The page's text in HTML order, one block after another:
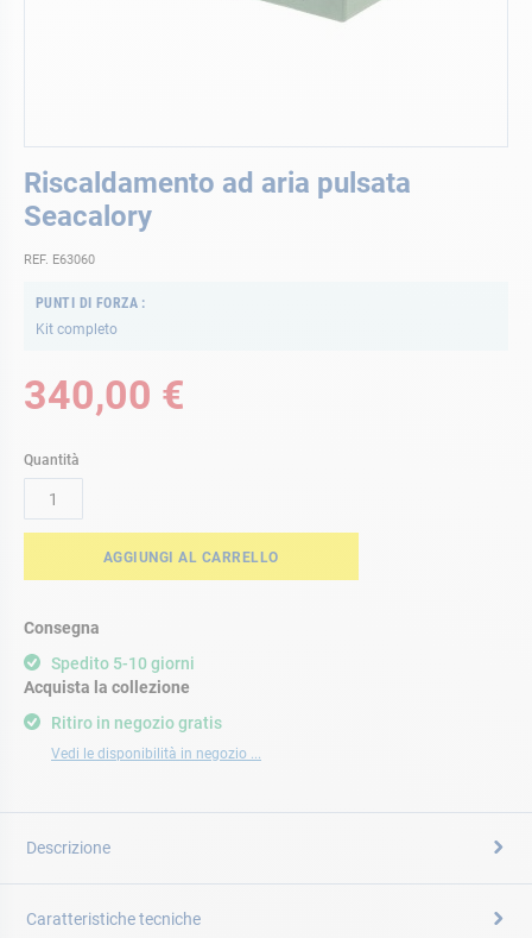
Riscaldamento ad aria pulsata
Seacalory
REF. E63060
PUNTI DI FORZA
Kit completo
340,00 €
Quantità
AGGIUNGI AL CARRELLO
Consegna
Spedito 5-10 giorni
Ritiro in negozio gratis
Vedi le disponibilità in negozio ...
Acquista la collezione
all'inizio
della
galleria
di
Descrizione
Caratteristiche tecniche